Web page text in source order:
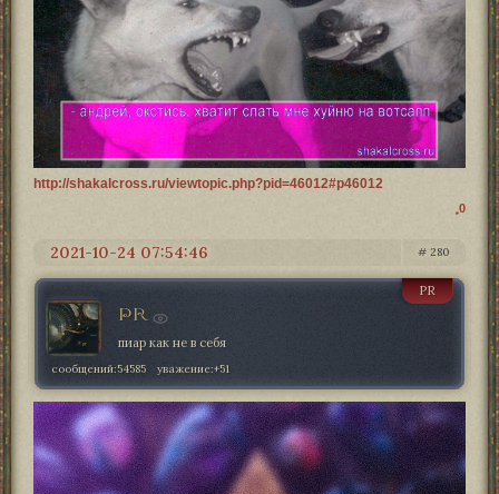
http://shakalcross.ru/viewtopic.php?pid=46012#p46012
0
280
2021-10-24 07:54:46
PR
PR
пиар как не в себя
сообщений:54585 уважение:+51